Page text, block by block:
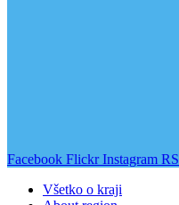
Facebook Flickr Instagram
Všetko o kraji